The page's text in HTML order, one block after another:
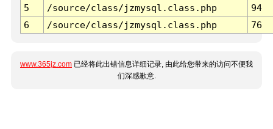
5
/source/class/jzmysql.class.php
94
6
/source/class/jzmysql.class.php 76
www.365jz.com 已经将此出错信息详细记录, 由此给您带来的访问不便我
们深感歉意.